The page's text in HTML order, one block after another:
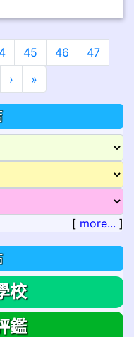
次)45 46
47
› 下一頁
»
[ more... ]
校
鑑